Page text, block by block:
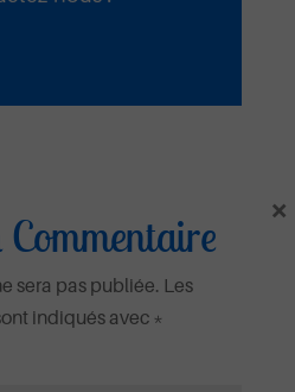
sera pas publiée. Les
indiqués avec *
Fidèle
et télécharger
×